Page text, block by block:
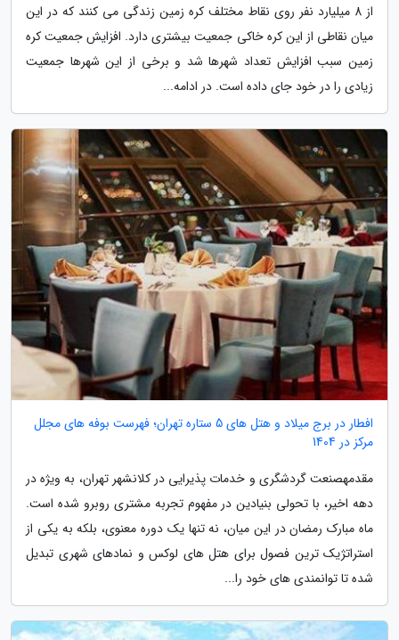
از 8 میلیارد نفر روی نقاط مختلف کره زمین زندگی می کنند که در این
میان نقاطی از این کره خاکی جمعیت بیشتری دارد. افزایش جمعیت کره
زمین سبب افزایش تعداد شهرها شد و برخی از این شهرها جمعیت
زیادی را در خود جای داده است. در ادامه...
افطار در برج میلاد و هتل های 5 ستاره تهران؛ فهرست بوفه های مجلل
مرکز در 1404
مقدمهصنعت گردشگری و خدمات پذیرایی در کلانشهر تهران، به ویژه در
دهه اخیر، با تحولی بنیادین در مفهوم تجربه مشتری روبرو شده است.
ماه مبارک رمضان در این میان، نه تنها یک دوره معنوی، بلکه به یکی از
استراتژیک ترین فصول برای هتل های لوکس و نمادهای شهری تبدیل
شده تا توانمندی های خود را...